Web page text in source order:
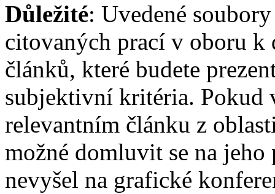
Důležité: Uvedené
citovaných prací v oboru
článků, které budete
subjektivní kritéria. Pokud
relevantním článku z
možné domluvit se na
nevyšel na grafické